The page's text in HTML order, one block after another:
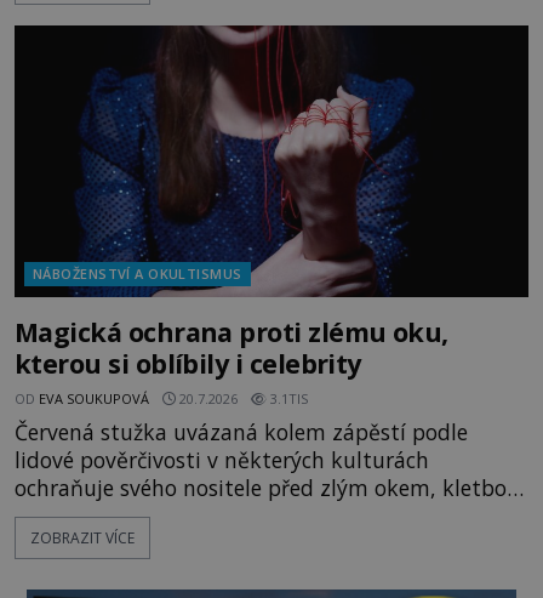
kouzla, jak si někteří myslí, nebo jde o pouhou
pověru? Už šest měsíců pobývá
NÁBOŽENSTVÍ A OKULTISMUS
Magická ochrana proti zlému oku,
kterou si oblíbily i celebrity
OD EVA SOUKUPOVÁ 20.7.2026 3.1TIS
Červená stužka uvázaná kolem zápěstí podle
lidové pověrčivosti v některých kulturách
ochraňuje svého nositele před zlým okem, kletbou,
která může přivodit neštěstí či nemoc. S tímto
nenápadným symbolem magické ochrany lze
ZOBRAZIT VÍCE